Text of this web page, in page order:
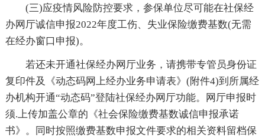
(三)应疫情风险防控要求，参保单位尽可能在社保经
办网厅诚信申报2022年度工伤、失业保险缴费基数(无需
在经办窗口申报)。
若还未开通社保经办网厅业务，请携带专管员身份证
复印件及《动态码网上经办业务申请表》(附件4)到所属经
办机构开通“动态码”登陆社保经办网厅功能。网厅申报时
须.上传加盖公章的《社会保险缴费基数诚信申报承诺
书》。同时按照缴费基数申报文件要求的相关资料留档保